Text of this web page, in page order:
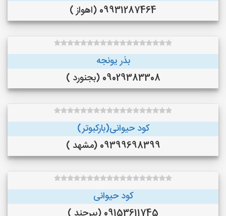
09931287464 (اهواز )
بذر یونجه
09029383308 (بجنورد )
کود حیوانی(بارکبوتر)
09399698399 (مشهد )
کود حیوانی